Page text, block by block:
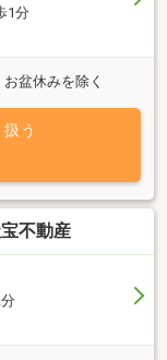
1分
盆休みを除く
う
不動産